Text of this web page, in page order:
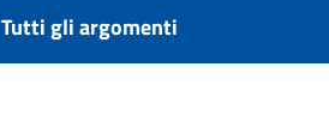
Tutti gli argomenti